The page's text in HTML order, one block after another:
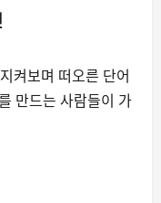
켜보며 떠오른 단어
만드는 사람들이 가